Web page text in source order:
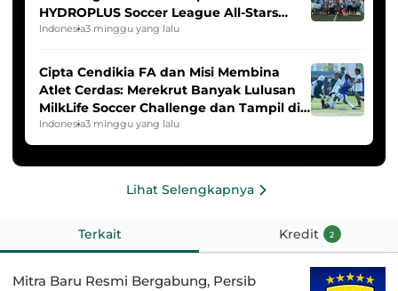
HYDROPLUS Soccer League All-Stars
2025/2026
Indonesia3 minggu yang lalu
Cipta Cendikia FA dan Misi Membina
Atlet Cerdas: Merekrut Banyak Lulusan
MilkLife Soccer Challenge dan Tampil di
HYDROPLUS Soccer League
Indonesia3 minggu yang lalu
Lihat Selengkapnya
Terkait Kredit 2
Mitra Baru Resmi Bergabung, Persib